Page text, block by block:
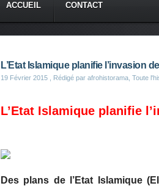
ACCUEIL CONTACT
L’Etat Islamique planifie l’invasion
19 Février 2015 , Rédigé par afrohistorama, Toute
L’Etat Islamique planifie
Des plans de l’Etat Islamique